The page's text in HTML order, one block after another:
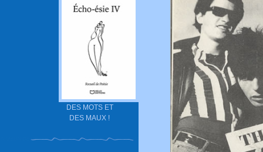
DES MOTS ET
DES MAUX !